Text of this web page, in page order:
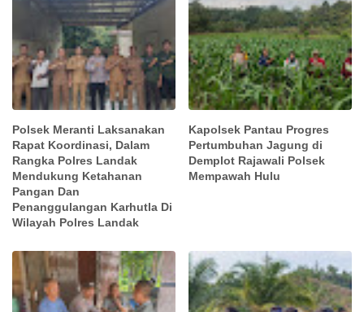
Polsek Meranti Laksanakan
Rapat Koordinasi, Dalam
Rangka Polres Landak
Mendukung Ketahanan
Pangan Dan
Penanggulangan Karhutla Di
Wilayah Polres Landak
Kapolsek Pantau Progres
Pertumbuhan Jagung di
Demplot Rajawali Polsek
Mempawah Hulu